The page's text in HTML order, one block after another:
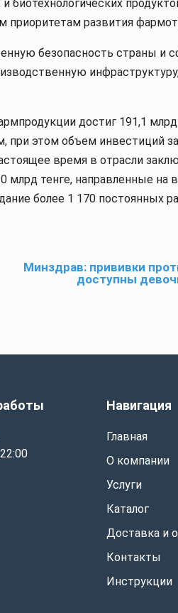
биотехнологических
приоритетам развития
безопасность страны и
достиг 191,1 млрд
при этом объем инвестиций
время в отрасли
тенге, направленные на
более 1 170 постоянных
Минздрав: прививки
доступны
Навигация
Главная
О компании
Услуги
Каталог
Доставка и
Контакты
Инструкции